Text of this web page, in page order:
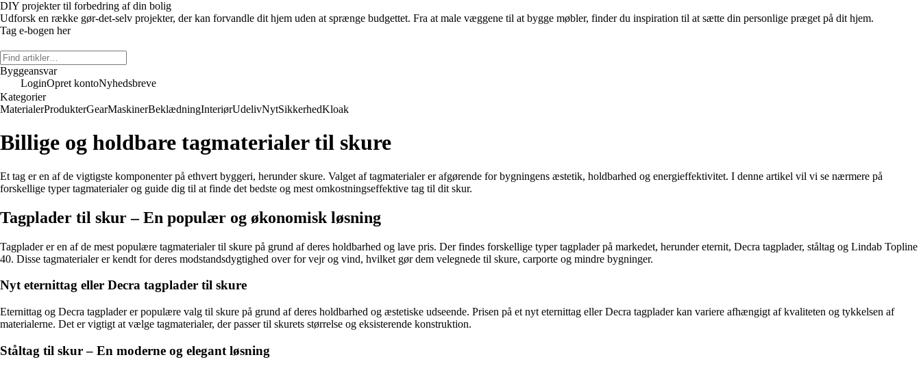
DIY projekter til forbedring af din bolig
Udforsk en række gør-det-selv projekter, der kan forvandle dit hjem uden at sprænge budgettet. Fra at male væggene til at bygge møbler, finder du inspiration til at sætte din personlige præget på dit hjem.
Tag e-bogen her
Byggeansvar
LoginOpret kontoNyhedsbreve
Kategorier
MaterialerProdukterGearMaskinerBeklædningInteriørUdelivNytSikkerhedKloak
Billige og holdbare tagmaterialer til skure
Et tag er en af de vigtigste komponenter på ethvert byggeri, herunder skure. Valget af tagmaterialer er afgørende for bygningens æstetik, holdbarhed og energieffektivitet. I denne artikel vil vi se nærmere på
forskellige typer tagmaterialer og guide dig til at finde det bedste og mest omkostningseffektive tag til dit skur.
Tagplader til skur – En populær og økonomisk løsning
Tagplader er en af de mest populære tagmaterialer til skure på grund af deres holdbarhed og lave pris. Der findes forskellige typer tagplader på markedet, herunder eternit, Decra tagplader, ståltag og Lindab Topline
40. Disse tagmaterialer er kendt for deres modstandsdygtighed over for vejr og vind, hvilket gør dem velegnede til skure, carporte og mindre bygninger.
Nyt eternittag eller Decra tagplader til skure
Eternittag og Decra tagplader er populære valg til skure på grund af deres holdbarhed og æstetiske udseende. Prisen på et nyt eternittag eller Decra tagplader kan variere afhængigt af kvaliteten og tykkelsen af
materialerne. Det er vigtigt at vælge tagmaterialer, der passer til skurets størrelse og eksisterende konstruktion.
Ståltag til skur – En moderne og elegant løsning